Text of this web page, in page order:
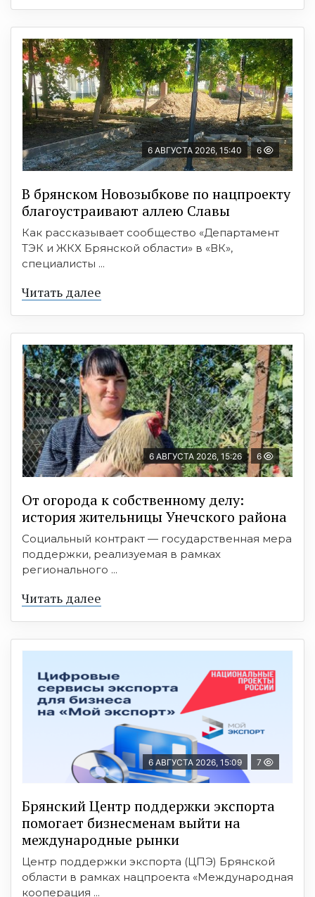
6 АВГУСТА 2026, 15:40 6
В брянском Новозыбкове по нацпроекту
благоустраивают аллею Славы
Как рассказывает сообщество «Департамент
ТЭК и ЖКХ Брянской области» в «ВК»,
специалисты ...
Читать далее
6 АВГУСТА 2026, 15:26 6
От огорода к собственному делу:
история жительницы Унечского района
Социальный контракт — государственная мера
поддержки, реализуемая в рамках
регионального ...
Читать далее
6 АВГУСТА 2026, 15:09 7
Брянский Центр поддержки экспорта
помогает бизнесменам выйти на
международные рынки
Центр поддержки экспорта (ЦПЭ) Брянской
области в рамках нацпроекта «Международная
кооперация ...